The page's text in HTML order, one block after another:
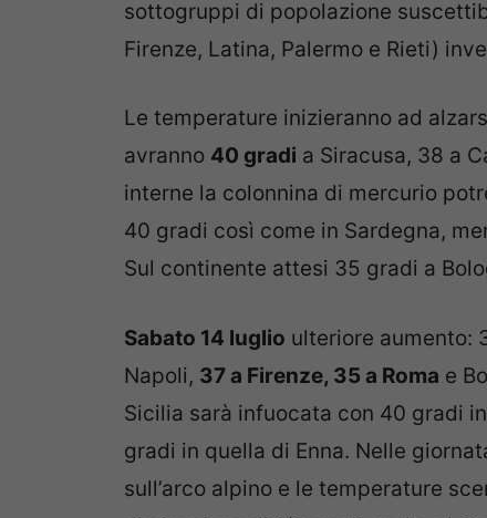
sottogruppi di popolazione
Firenze, Latina, Palermo e Rieti)
Le temperature inizieranno ad
avranno 40 gradi a Siracusa, 38 a
interne la colonnina di mercurio
40 gradi così come in Sardegna,
Sul continente attesi 35 gradi a
Sabato 14 luglio ulteriore aumento:
Napoli, 37 a Firenze, 35 a Roma e
Sicilia sarà infuocata con 40 gradi
gradi in quella di Enna. Nelle
sull’arco alpino e le temperature